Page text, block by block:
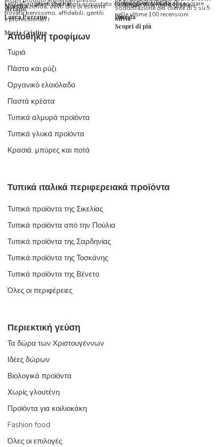
stefano
l’imballaggio vi stupirà!
Laura Pazzano
Morena
questa azienda, devo dire di essermi
trovata benissimo, affidabili, gentili
e professionali.r
Maria Cristina
formaggi ancora da assaggiare.
Donata
consiglio vivamente, grazie.
Silvia
soddisfazione del cliente di 5 su 5
nelle ultime 100 recensioni
Scopri di più
utenti che hanno acquistato su Spaghetti & Mandolino
Αποθήκη τροφίμων
Τυριά
Πάστα και ρύζι
Οργανικό ελαιόλαδο
Παστά κρέατα
Τυπικά αλμυρά προϊόντα
Τυπικά γλυκά προϊόντα
Κρασιά, μπύρες και ποτά
Τυπικά ιταλικά περιφερειακά προϊόντα
Τυπικά προϊόντα της Σικελίας
Τυπικά προϊόντα από την Πούλια
Τυπικά προϊόντα της Σαρδηνίας
Τυπικά προϊόντα της Τοσκάνης
Τυπικά προϊόντα της Βένετο
Όλες οι περιφέρειες
Περιεκτική γεύση
Τα δώρα των Χριστουγέννων
Ιδέες δώρων
Βιολογικά προϊόντα
Χωρίς γλουτένη
Προϊόντα για κοιλιοκάκη
Fashion food
Όλες οι επιλογές